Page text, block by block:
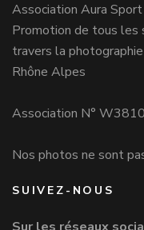
Association Aura
Promotion de tous les
travers la
Rhône Alpes
Association N°
Nos photos ne sont
SUIVEZ-NOUS